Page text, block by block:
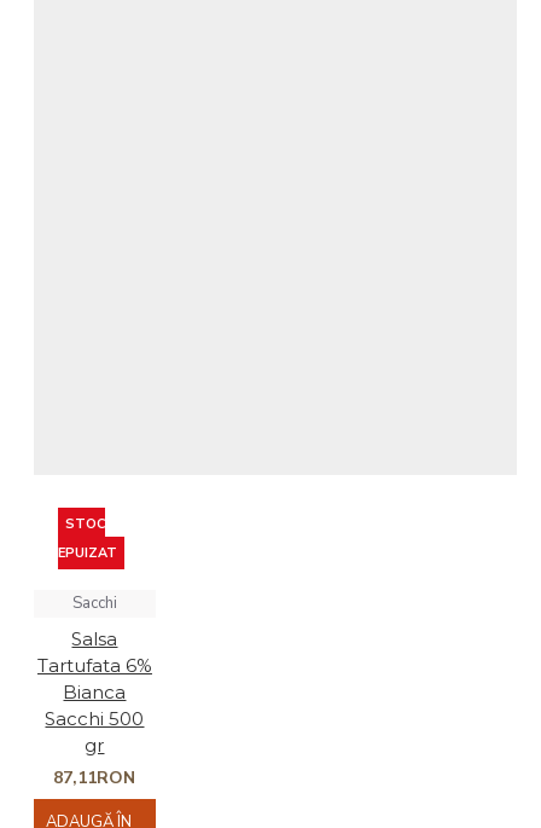
STOC
EPUIZAT
Sacchi
Salsa
Tartufata 6%
Bianca
Sacchi 500
gr
87,11RON
ADAUGĂ ÎN